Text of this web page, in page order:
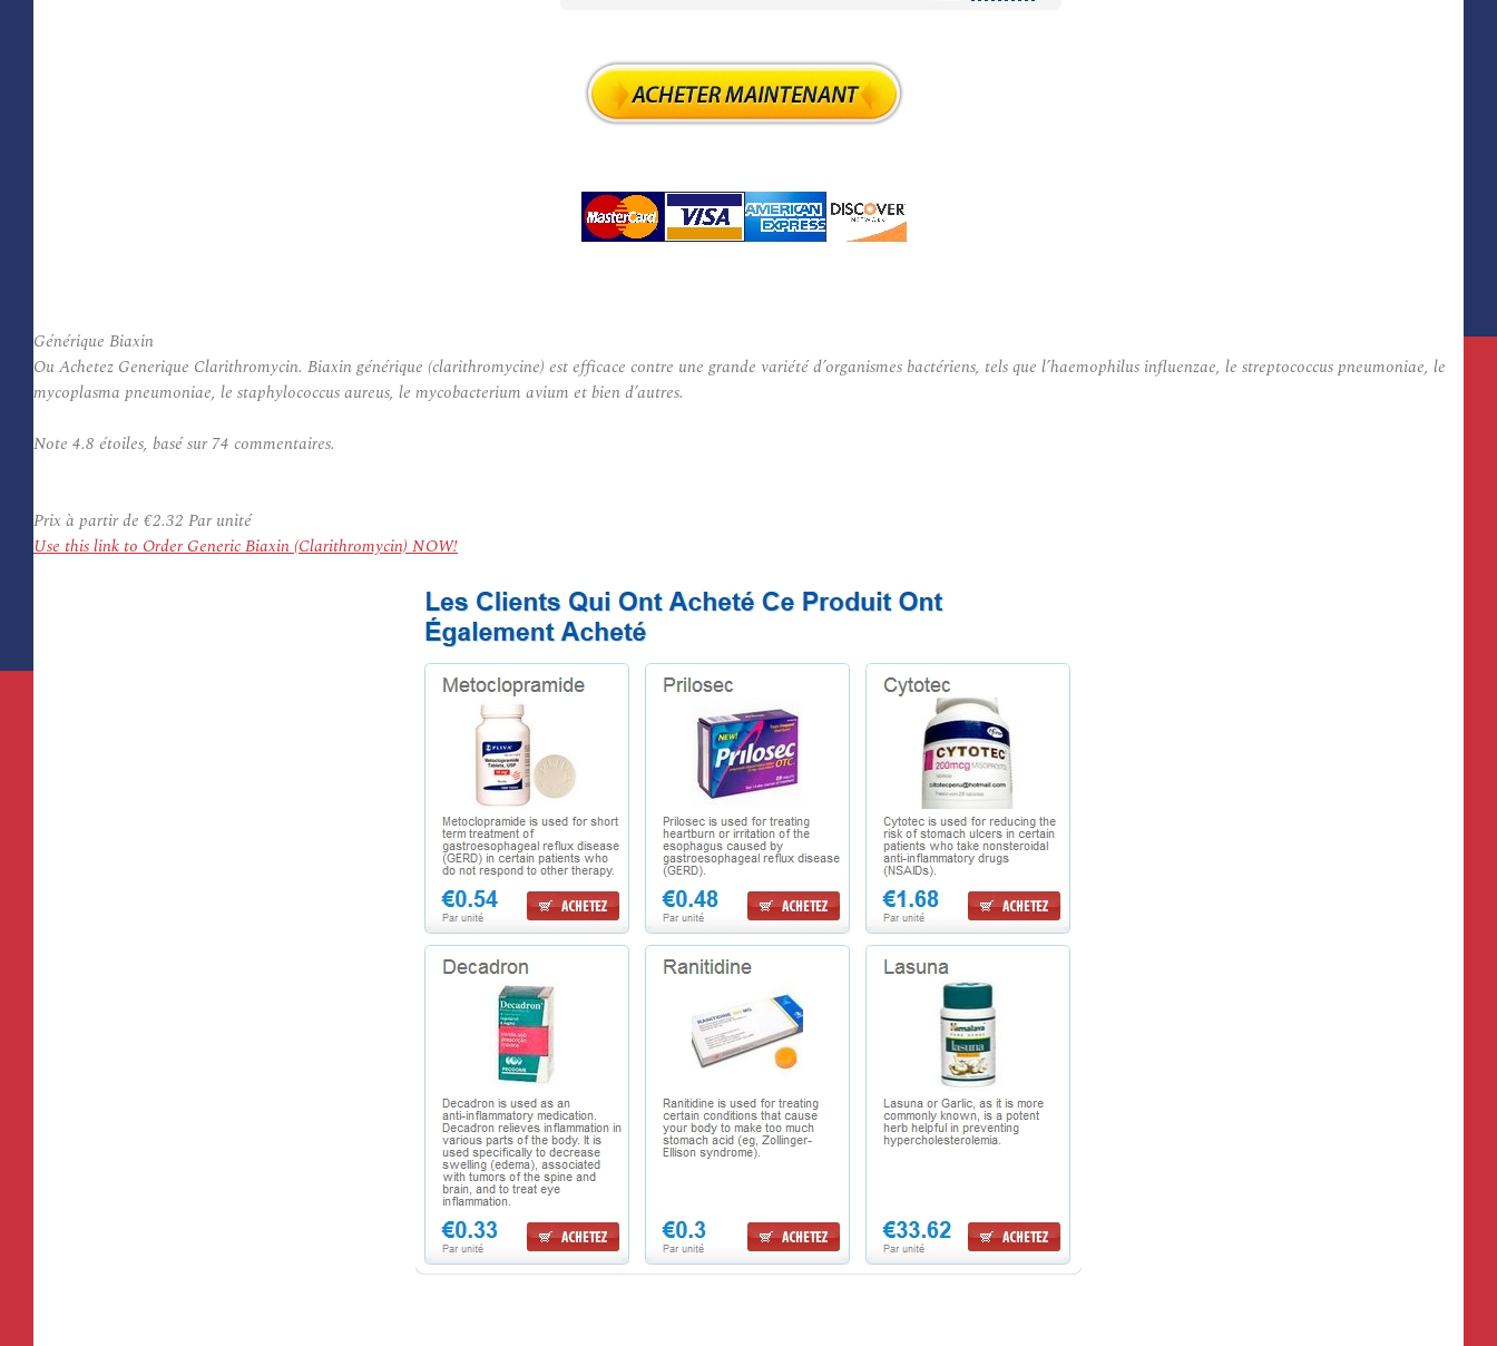
Générique Biaxin
Ou Achetez Generique Clarithromycin. Biaxin générique (clarithromycine) est efficace contre une grande variété d’organismes bactériens, tels que l’haemophilus influenzae, le streptococcus pneumoniae, le
mycoplasma pneumoniae, le staphylococcus aureus, le mycobacterium avium et bien d’autres.
Note 4.8 étoiles, basé sur 74 commentaires.
Prix à partir de €2.32 Par unité
Use this link to Order Generic Biaxin (Clarithromycin) NOW!